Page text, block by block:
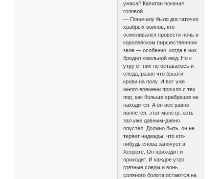
ужаса? Капитан покачал
головой.
— Поначалу было достаточно
храбрых воинов, кто
осмеливался провести ночь в
королевском пиршественном
зале — особенно, когда в них
бродил хмельной мед. Но к
утру от них не оставалось и
следа, разве что брызги
крови на полу. И вот уже
много времени прошло с тех
пор, как больше храбрецов не
находится. А он все равно
является, этот монстр, хоть
зал уже давным-давно
опустел. Должно быть, он не
теряет надежды, что кто-
нибудь снова заночует в
Хеороте. Он приходит и
приходит. И каждое утро
грязные следы и вонь
соляного болота остаются на